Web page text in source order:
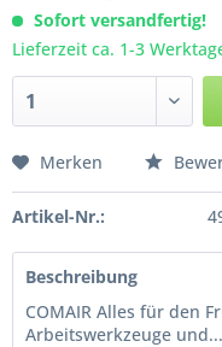
Sofort versandfertig!
Lieferzeit ca. 1-3
Merken
Artikel-Nr.:
Beschreibung
COMAIR Alles für den
Arbeitswerkzeuge und...